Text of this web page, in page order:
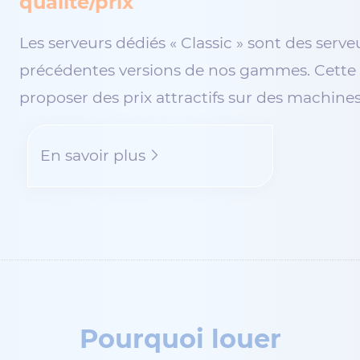
Les serveurs dédiés « Classic » sont des
précédentes versions de nos gammes.
proposer des prix attractifs sur des
En savoir plus
Pourquoi louer